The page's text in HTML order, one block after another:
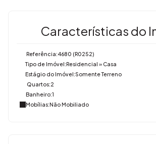
Características do
Referência:4680 (R0252)
Tipo de Imóvel:Residencial » Casa
Estágio do Imóvel:Somente Terreno
Quartos:2
Banheiro:1
Mobílias:Não Mobiliado